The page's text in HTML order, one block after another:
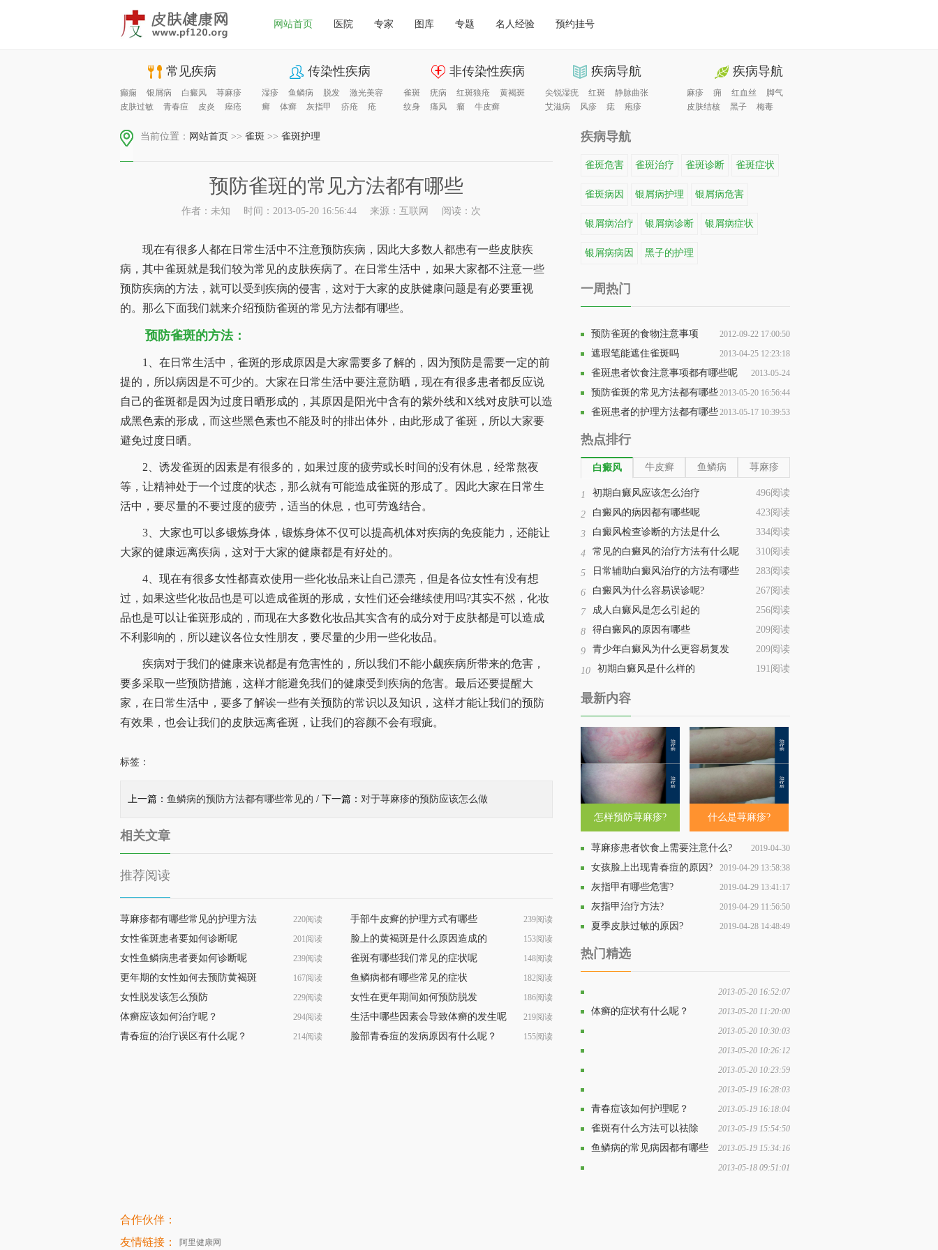
网站首页 医院 专家 图库 专题 名人经验 预约挂号
常见疾病
癫痫 银屑病 白癜风
荨麻疹
皮肤过敏
青春痘 皮炎 痤疮
传染性疾病
湿疹 鱼鳞病 脱发
激光美容
癣
体癣 灰指甲 疥疮 疮
非传染性疾病
雀斑 疣病 红斑狼疮
黄褐斑
纹身
痛风 瘤 牛皮癣
疾病导航
尖锐湿疣 红斑
静脉曲张
艾滋病
风疹 痣 疱疹
疾病导航
麻疹 痈 红血丝
脚气
皮肤结核
黑子 梅毒
当前位置： 网站首页 >> 雀斑 >> 雀斑护理
预防雀斑的常见方法都有哪些
作者：未知 时间：2013-05-20 16:56:44 来源：互联网 阅读： 次
现在有很多人都在日常生活中不注意预防疾病，因此大多数人都患有一些皮肤疾
病，其中雀斑就是我们较为常见的皮肤疾病了。在日常生活中，如果大家都不注意一些
预防疾病的方法，就可以受到疾病的侵害，这对于大家的皮肤健康问题是有必要重视
的。那么下面我们就来介绍预防雀斑的常见方法都有哪些。
预防雀斑的方法：
1、在日常生活中，雀斑的形成原因是大家需要多了解的，因为预防是需要一定的前
提的，所以病因是不可少的。大家在日常生活中要注意防晒，现在有很多患者都反应说
自己的雀斑都是因为过度日晒形成的，其原因是阳光中含有的紫外线和X线对皮肤可以造
成黑色素的形成，而这些黑色素也不能及时的排出体外，由此形成了雀斑，所以大家要
避免过度日晒。
2、诱发雀斑的因素是有很多的，如果过度的疲劳或长时间的没有休息，经常熬夜
等，让精神处于一个过度的状态，那么就有可能造成雀斑的形成了。因此大家在日常生
活中，要尽量的不要过度的疲劳，适当的休息，也可劳逸结合。
3、大家也可以多锻炼身体，锻炼身体不仅可以提高机体对疾病的免疫能力，还能让
大家的健康远离疾病，这对于大家的健康都是有好处的。
4、现在有很多女性都喜欢使用一些化妆品来让自己漂亮，但是各位女性有没有想
过，如果这些化妆品也是可以造成雀斑的形成，女性们还会继续使用吗?其实不然，化妆
品也是可以让雀斑形成的，而现在大多数化妆品其实含有的成分对于皮肤都是可以造成
不利影响的，所以建议各位女性朋友，要尽量的少用一些化妆品。
疾病对于我们的健康来说都是有危害性的，所以我们不能小觑疾病所带来的危害，
要多采取一些预防措施，这样才能避免我们的健康受到疾病的危害。最后还要提醒大
家，在日常生活中，要多了解诶一些有关预防的常识以及知识，这样才能让我们的预防
有效果，也会让我们的皮肤远离雀斑，让我们的容颜不会有瑕疵。
标签：
上一篇： 鱼鳞病的预防方法都有哪些常见的 / 下一篇： 对于荨麻疹的预防应该怎么做
相关文章
推荐阅读
荨麻疹都有哪些常见的护理方法 220阅读
女性雀斑患者要如何诊断呢 201阅读
女性鱼鳞病患者要如何诊断呢 239阅读
更年期的女性如何去预防黄褐斑 167阅读
女性脱发该怎么预防 229阅读
体癣应该如何治疗呢？ 294阅读
青春痘的治疗误区有什么呢？ 214阅读
手部牛皮癣的护理方式有哪些 239阅读
脸上的黄褐斑是什么原因造成的 153阅读
雀斑有哪些我们常见的症状呢 148阅读
鱼鳞病都有哪些常见的症状 182阅读
女性在更年期间如何预防脱发 186阅读
生活中哪些因素会导致体癣的发生呢 219阅读
脸部青春痘的发病原因有什么呢？ 155阅读
疾病导航
雀斑危害 雀斑治疗 雀斑诊断 雀斑症状
雀斑病因 银屑病护理 银屑病危害
银屑病治疗 银屑病诊断 银屑病症状
银屑病病因 黑子的护理
一周热门
预防雀斑的食物注意事项 2012-09-22 17:00:50
遮瑕笔能遮住雀斑吗 2013-04-25 12:23:18
雀斑患者饮食注意事项都有哪些呢
2013-05-24
09:32:53
预防雀斑的常见方法都有哪些2013-05-20 16:56:44
雀斑患者的护理方法都有哪些2013-05-17 10:39:53
热点排行
白癜风 牛皮癣 鱼鳞病 荨麻疹
1 496阅读
初期白癜风应该怎么治疗
2 423阅读
白癜风的病因都有哪些呢
3 334阅读
白癜风检查诊断的方法是什么
4 310阅读
常见的白癜风的治疗方法有什么呢
5 283阅读
日常辅助白癜风治疗的方法有哪些
6 267阅读
白癜风为什么容易误诊呢?
7 256阅读
成人白癜风是怎么引起的
8 209阅读
得白癜风的原因有哪些
9 209阅读
青少年白癜风为什么更容易复发
10 191阅读
初期白癜风是什么样的
最新内容
怎样预防荨麻疹? 什么是荨麻疹?
荨麻疹患者饮食上需要注意什么?
2019-04-30
11:09:53
女孩脸上出现青春痘的原因? 2019-04-29 13:58:38
灰指甲有哪些危害? 2019-04-29 13:41:17
灰指甲治疗方法? 2019-04-29 11:56:50
夏季皮肤过敏的原因? 2019-04-28 14:48:49
热门精选
2013-05-20 16:52:07
鱼鳞病的预防方法都有哪些常见的2013-05-20 11:20:00
体癣的症状有什么呢？
2013-05-20 10:30:03
生活中有什么方法可以预防黄褐斑2013-05-20 10:26:12
长期对着电脑的人如何预防脱发呢2013-05-20 10:23:59
青春期的人们该如何预防青春痘呢2013-05-19 16:28:03
有效预防体癣的方法是什么呢？2013-05-19 16:18:04
青春痘该如何护理呢？
2013-05-19 15:54:50
雀斑有什么方法可以祛除
2013-05-19 15:34:16
鱼鳞病的常见病因都有哪些
2013-05-18 09:51:01
合作伙伴：
友情链接：
阿里健康网